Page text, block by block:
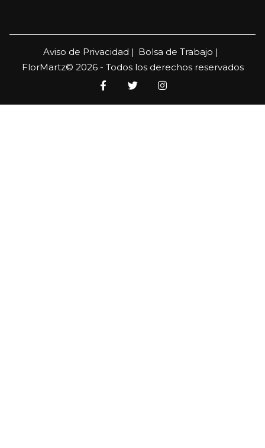
Aviso de Privacidad | Bolsa de Trabajo |
FlorMartz© 2026 - Todos los derechos reservados